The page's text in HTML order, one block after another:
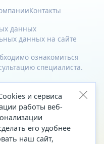
Контакты
данных
данных на сайте
ознакомиться
специалиста.
в здание со стороны
и сервиса
работы веб-
его удобнее
наш сайт,